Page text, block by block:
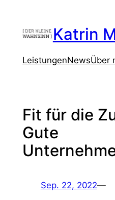
springen
Katrin
LeistungenNewsÜber
Fit für die
Gute
Sep. 22, 2022—